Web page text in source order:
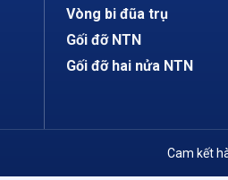
Vòng bi đũa trụ
Gối đỡ NTN
Gối đỡ hai nửa NTN
Cam kết